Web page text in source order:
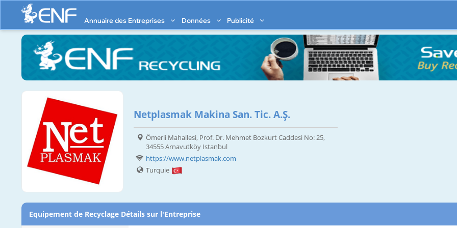
Annuaire des Entreprises Données Publicité
Netplasmak Makina San. Tic. A.Ş.
Ömerli Mahallesi, Prof. Dr. Mehmet Bozkurt Caddesi No: 25,
34555 Arnavutköy Istanbul
https://www.netplasmak.com
Turquie
Equipement de Recyclage Détails sur l'Entreprise